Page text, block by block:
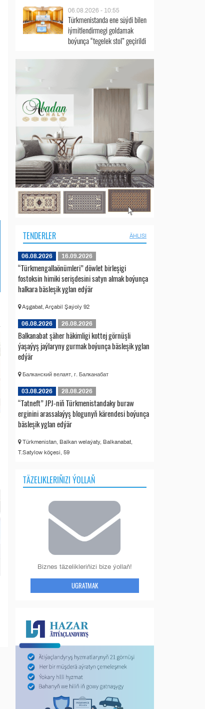
06.08.2026 - 10:55
Türkmenistanda ene süýdi bilen
iýmitlendirmegi goldamak
boýunça “tegelek stol” geçirildi
TENDERLER ÄHLISI
06.08.2026 16.09.2026
“Türkmengallaönümleri” döwlet birleşigi
fostoksin himiki serişdesini satyn almak boýunça
halkara bäsleşik yglan edýär
Aşgabat, Arçabil Şaýoly 92
06.08.2026 26.08.2026
Balkanabat şäher häkimligi kottej görnüşli
ýaşaýyş jaýlaryny gurmak boýunça bäsleşik yglan
edýär
Балканский велаят, г. Балканабат
03.08.2026 28.08.2026
“Tatneft” JPJ-niň Türkmenistandaky buraw
erginini arassalaýyş blogunyň kärendesi boýunça
bäsleşik yglan edýär
Türkmenistan, Balkan welaýaty, Balkanabat,
T.Satylow köçesi, 59
TÄZELIKLERIŇIZI ÝOLLAŇ
Biznes täzelikleriňizi bize ýollaň!
UGRATMAK